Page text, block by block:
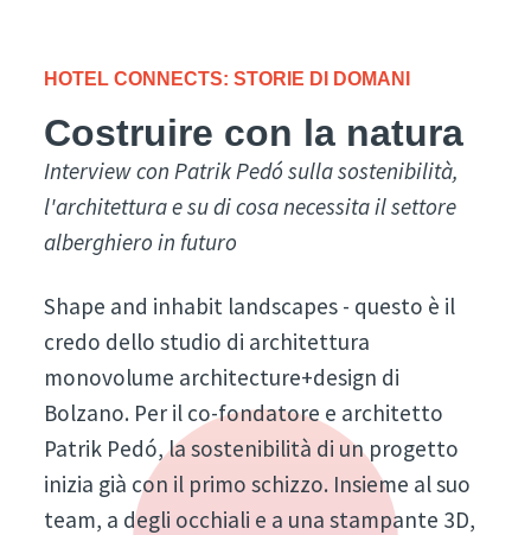
HOTEL CONNECTS: STORIE DI DOMANI
Costruire con la natura
Interview con Patrik Pedó sulla sostenibilità,
l'architettura e su di cosa necessita il settore
alberghiero in futuro
Shape and inhabit landscapes - questo è il
credo dello studio di architettura
monovolume architecture+design di
Bolzano. Per il co-fondatore e architetto
Patrik Pedó, la sostenibilità di un progetto
inizia già con il primo schizzo. Insieme al suo
team, a degli occhiali e a una stampante 3D,